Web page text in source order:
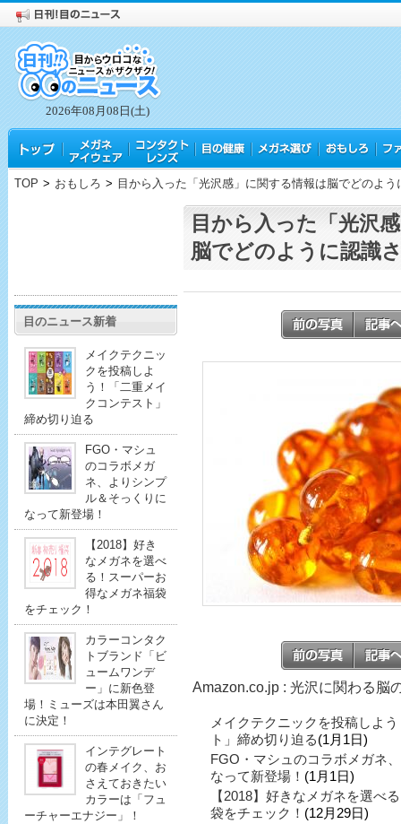
2026年08月08日(土)
TOP > おもしろ > 目から入った「光沢感」に関する情報は脳でどのよ
目のニュース新着
メイクテクニッ
クを投稿しよ
う！「二重メイ
クコンテスト」
締め切り迫る
FGO・マシュ
のコラボメガ
ネ、よりシンプ
ル＆そっくりに
なって新登場！
【2018】好き
なメガネを選べ
る！スーパーお
得なメガネ福袋
をチェック！
カラーコンタク
トブランド「ビ
ュームワンデ
ー」に新色登
場！ミューズは本田翼さん
に決定！
インテグレート
の春メイク、お
さえておきたい
カラーは「フュ
ーチャーエナジー」！
目から入った「光沢
脳でどのように認識
Amazon.co.jp : 光沢に関わる脳
メイクテクニックを投稿しよ
ト」締め切り迫る(1月1日)
FGO・マシュのコラボメガネ
なって新登場！ (1月1日)
【2018】好きなメガネを選べ
袋をチェック！ (12月29日)